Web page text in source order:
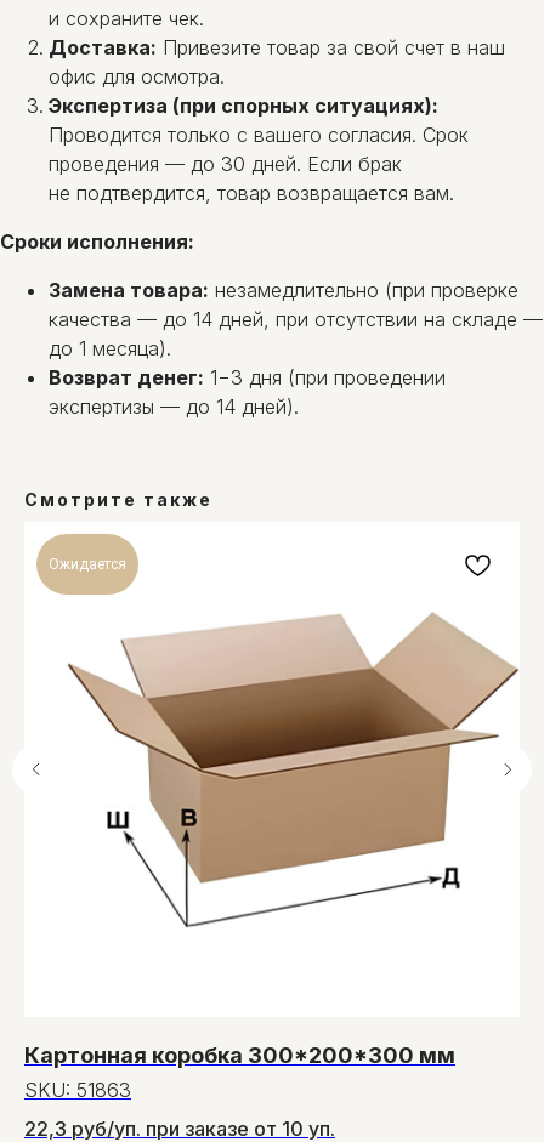
и сохраните чек.
Доставка: Привезите товар за свой счет в наш
офис для осмотра.
Экспертиза (при спорных ситуациях):
Проводится только с вашего согласия. Срок
проведения — до 30 дней. Если брак
не подтвердится, товар возвращается вам.
Сроки исполнения:
Замена товара: незамедлительно (при проверке
качества — до 14 дней, при отсутствии на складе —
до 1 месяца).
Возврат денег: 1−3 дня (при проведении
экспертизы — до 14 дней).
Смотрите также
Ожидается
Картонная коробка 300*200*300 мм
SKU: 51863
22,3 руб/уп. при заказе от 10 уп.